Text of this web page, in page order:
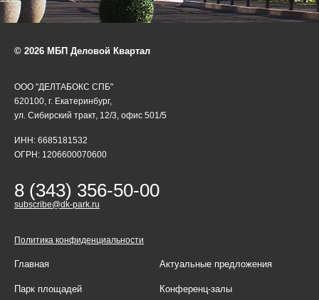
© 2026 МБП Деловой Квартал
ООО "ДЕЛТАБОКС СПБ"
620100, г. Екатеринбург,
ул. Сибирский тракт, 12/3, офис 501/5
ИНН: 6685181532
ОГРН: 1206600070600
8 (343) 356-50-00
subscribe@dk-park.ru
Политика конфиденциальности
Главная Актуальные предложения
Парк площадей Конференц-залы